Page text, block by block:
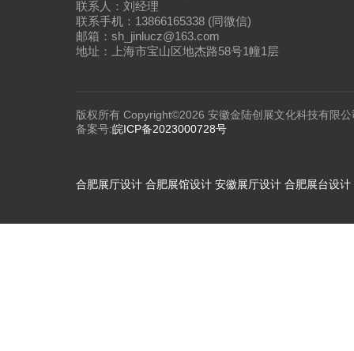
联系人：刘经理
联系手机：13866165338 (同微信)
邮箱：sh_jinlucz@163.com
地址：上海市宝山区地杰路58号1幢1层
版权所有 Copyright©2026 安徽金陆创展文化科技有限公
备案号:皖ICP备2023000728号
合肥展厅设计 合肥展馆设计 安徽展厅设计 合肥展台设计